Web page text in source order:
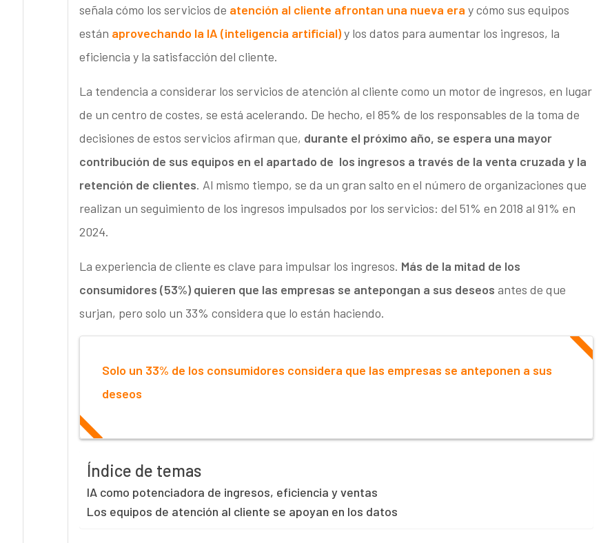
señala cómo los servicios de atención al cliente afrontan una nueva era y cómo sus equipos
están aprovechando la IA (inteligencia artificial)y los datos para aumentar los ingresos, la
eficiencia y la satisfacción del cliente.
La tendencia a considerar los servicios de atención al cliente como un motor de ingresos, en lugar
de un centro de costes, se está acelerando. De hecho, el 85% de los responsables de la toma de
decisiones de estos servicios afirman que, durante el próximo año, se espera una mayor
contribución de sus equipos en el apartado de los ingresos a través de la venta cruzada y la
retención de clientes. Al mismo tiempo, se da un gran salto en el número de organizaciones que
realizan un seguimiento de los ingresos impulsados por los servicios: del 51% en 2018 al 91% en
2024.
La experiencia de cliente es clave para impulsar los ingresos. Más de la mitad de los
consumidores (53%) quieren que las empresas se antepongan a sus deseos antes de que
surjan, pero solo un 33% considera que lo están haciendo.
Solo un 33% de los consumidores considera que las empresas se anteponen a sus
deseos
Índice de temas
IA como potenciadora de ingresos, eficiencia y ventas
Los equipos de atención al cliente se apoyan en los datos